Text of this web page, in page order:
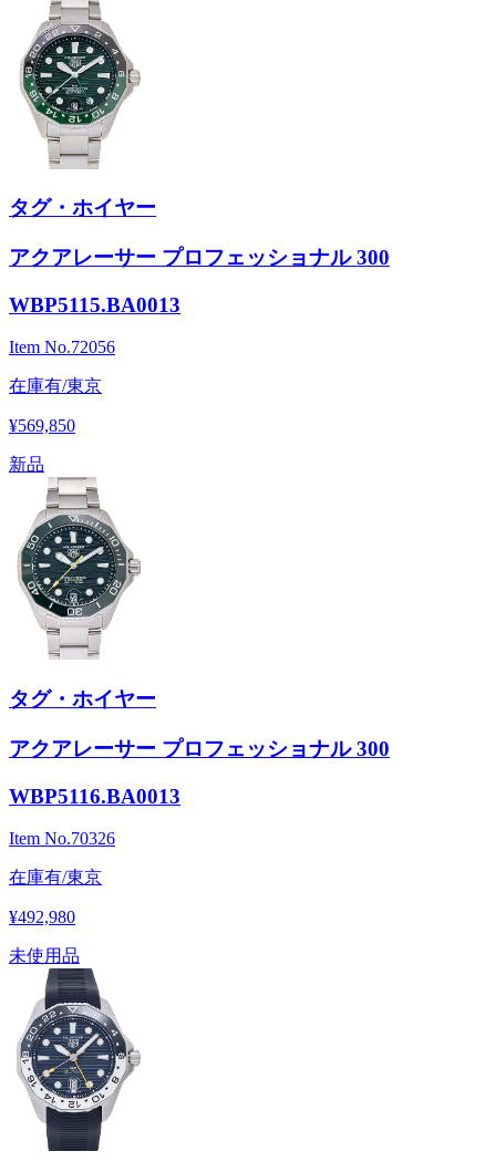
タグ・ホイヤー
アクアレーサー プロフェッショナル 300
WBP5115.BA0013
Item No.72056
在庫有/東京
¥569,850
新品
タグ・ホイヤー
アクアレーサー プロフェッショナル 300
WBP5116.BA0013
Item No.70326
在庫有/東京
¥492,980
未使用品